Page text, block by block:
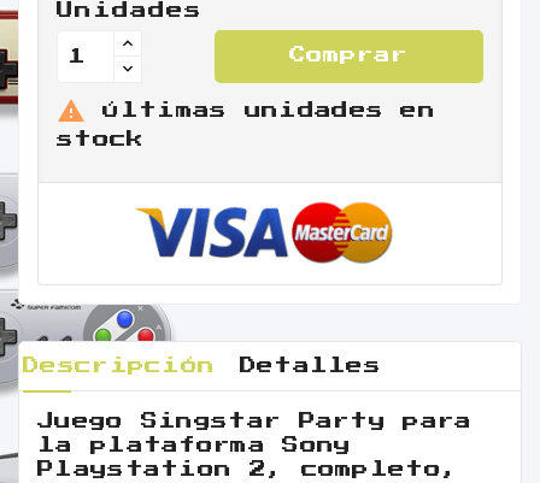
Unidades
Comprar

Últimas unidades en
stock
Descripción Detalles
Juego Singstar Party para
la plataforma Sony
Playstation 2, completo,